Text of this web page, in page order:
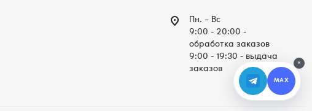
Пн. – Вc
9:00 - 20:00 -
обработка заказов
9:00 - 19:30 - выдача
заказов
×
MAX